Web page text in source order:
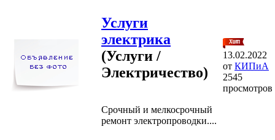
Услуги
электрика
(Услуги /
Электричество)
Срочный и мелкосрочный
ремонт электропроводки....
13.02.2022
от КИПиА
2545
просмотров